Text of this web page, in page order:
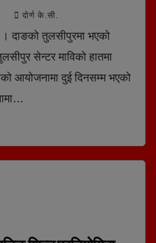
दोर्ण के.सी.
। दाङको तुलसीपुरमा भएको
सेन्टर माविको हातमा
आयोजनामा दुई दिनसम्म भएको